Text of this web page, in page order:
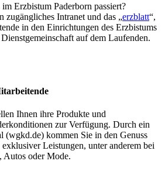
Erzbistum Paderborn passiert?
zugängliches Intranet und das „erzblatt“,
in den Einrichtungen des Erzbistums
auf dem Laufenden.
Ihnen ihre Produkte und
zur Verfügung. Durch ein
(wgkd.de) kommen Sie in den Genuss
Leistungen, unter anderem bei
Autos oder Mode.